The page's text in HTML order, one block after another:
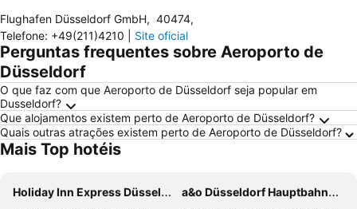
Flughafen Düsseldorf GmbH, 40474,
Telefone: +49(211)4210 Site oficial
Perguntas frequentes sobre Aeroporto de
Düsseldorf
O que faz com que Aeroporto de Düsseldorf seja popular em
Dusseldorf?
Que alojamentos existem perto de Aeroporto de Düsseldorf?
Quais outras atrações existem perto de Aeroporto de Düsseldorf?
Mais Top hotéis
Holiday Inn Express Düsseldorf - Hauptbahnhof By Ihg
a&o Düsseldorf Hauptbahnhof